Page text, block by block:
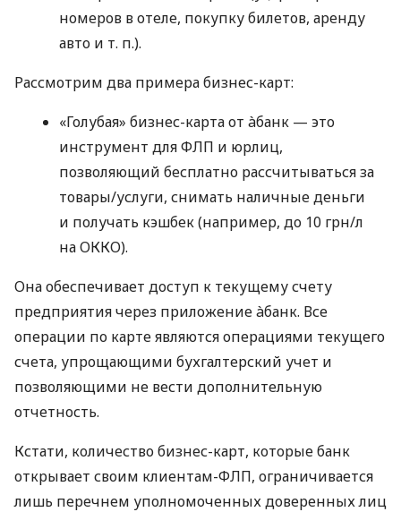
номеров в отеле, покупку билетов, аренду
авто и т. п.).
Рассмотрим два примера бизнес-карт:
«Голубая» бизнес-карта от àбанк — это
инструмент для ФЛП и юрлиц,
позволяющий бесплатно рассчитываться за
товары/услуги, снимать наличные деньги
и получать кэшбек (например, до 10 грн/л
на ОККО).
Она обеспечивает доступ к текущему счету
предприятия через приложение àбанк. Все
операции по карте являются операциями текущего
счета, упрощающими бухгалтерский учет и
позволяющими не вести дополнительную
отчетность.
Кстати, количество бизнес-карт, которые банк
открывает своим клиентам-ФЛП, ограничивается
лишь перечнем уполномоченных доверенных лиц